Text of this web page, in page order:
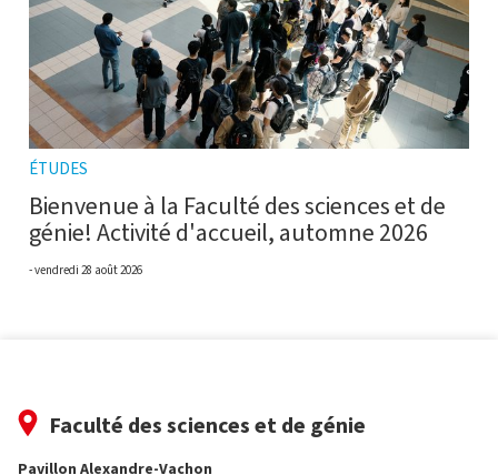
ÉTUDES
Bienvenue à la Faculté des sciences et de
génie! Activité d'accueil, automne 2026
vendredi 28 août 2026
Faculté des sciences et de génie
Pavillon Alexandre-Vachon